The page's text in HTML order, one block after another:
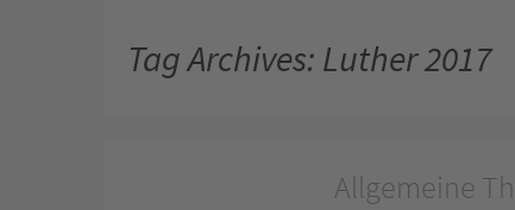
Tag Archives: Luther 2017
Allgemeine